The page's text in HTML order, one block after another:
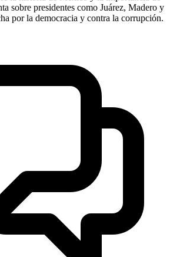
sobre presidentes como Juárez, Madero y
por la democracia y contra la corrupción.